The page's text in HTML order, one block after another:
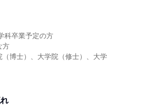
科卒業予定の方
方
博士）、大学院（修士）、大学